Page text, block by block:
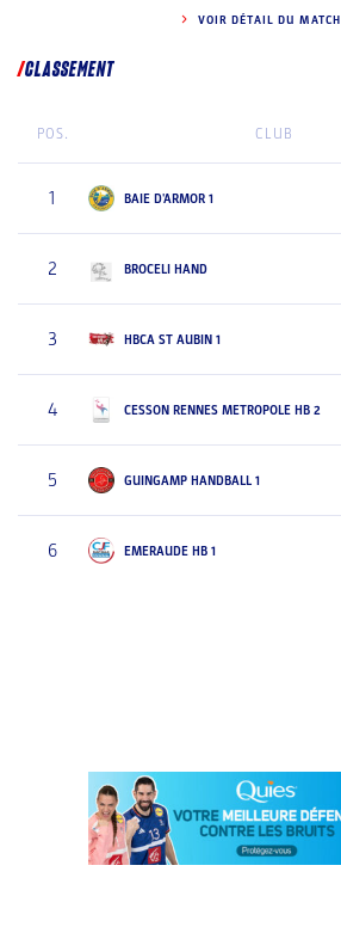
VOIR DÉTAIL DU MATCH
CLASSEMENT
POS. CLUB
1 BAIE D'ARMOR 1
2 BROCELI HAND
3 HBCA ST AUBIN 1
4 CESSON RENNES METROPOLE HB 2
5 GUINGAMP HANDBALL 1
6 EMERAUDE HB 1